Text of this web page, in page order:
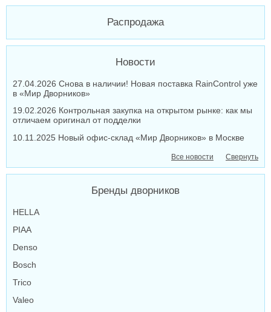
Распродажа
Новости
27.04.2026 Снова в наличии! Новая поставка RainControl уже
в «Мир Дворников»
19.02.2026 Контрольная закупка на открытом рынке: как мы
отличаем оригинал от подделки
10.11.2025 Новый офис-склад «Мир Дворников» в Москве
Свернуть
Все новости
Бренды дворников
HELLA
PIAA
Denso
Bosch
Trico
Valeo